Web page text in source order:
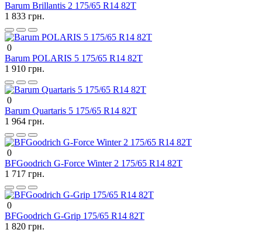
Barum Brillantis 2 175/65 R14 82T
1 833 грн.
0
Barum POLARIS 5 175/65 R14 82T
1 910 грн.
0
Barum Quartaris 5 175/65 R14 82T
1 964 грн.
0
BFGoodrich G-Force Winter 2 175/65 R14 82T
1 717 грн.
0
BFGoodrich G-Grip 175/65 R14 82T
1 820 грн.